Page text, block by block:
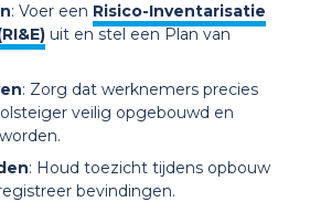
: Voer een Risico-Inventarisatie
uit en stel een Plan van
: Zorg dat werknemers precies
veilig opgebouwd en
: Houd toezicht tijdens opbouw
bevindingen.